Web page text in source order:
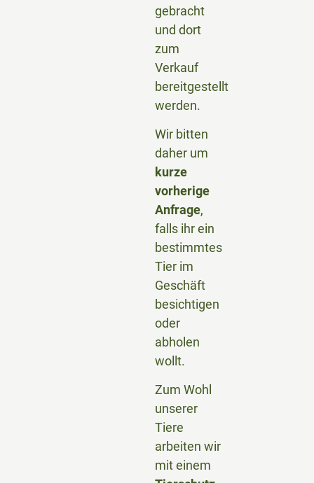
gebracht
und dort
zum
Verkauf
bereitgestellt
werden.
Wir bitten
daher um
kurze
vorherige
Anfrage,
falls ihr ein
bestimmtes
Tier im
Geschäft
besichtigen
oder
abholen
wollt.
Zum Wohl
unserer
Tiere
arbeiten wir
mit einem